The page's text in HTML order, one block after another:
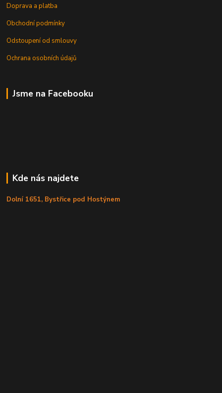
Doprava a platba
Obchodní podmínky
Odstoupení od smlouvy
Ochrana osobních údajů
Jsme na Facebooku
Kde nás najdete
Dolní 1651, Bystřice pod Hostýnem